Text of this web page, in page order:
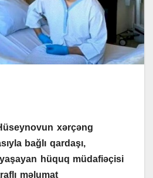
xərçəng
bağlı qardaşı,
hüquq müdafiəçisi
məlumat